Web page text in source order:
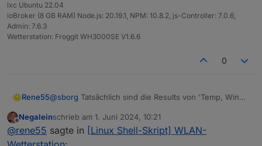
lxc Ubuntu 22.04
ioBroker (8 GB RAM) Node.js: 20.19.1, NPM: 10.8.2, js-Controller: 7.0.6,
Admin: 7.6.3
Wetterstation: Froggit WH3000SE V1.6.6
0
Rene55@sborg Tatsächlich sind die Results von 'Temp, Wind
Offline
Negaleinschrieb am 1. Juni 2024, 10:21
zuletzt editiert von
@rene55 sagte in [Linux Shell-Skript] WLAN-